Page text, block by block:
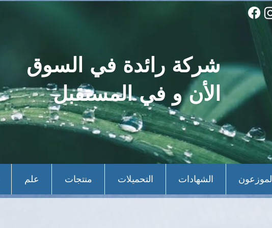
شركة رائدة في السوق
الأن و في المستقبل
علم منتجات التحميلات الشهادات الموزعون